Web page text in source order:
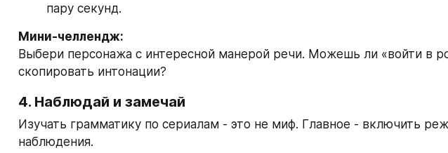
пару секунд.
Мини-челлендж:
Выбери персонажа с интересной манерой речи. Можешь ли «войти в
скопировать интонации?
4. Наблюдай и замечай
Изучать грамматику по сериалам - это не миф. Главное - включить
наблюдения.